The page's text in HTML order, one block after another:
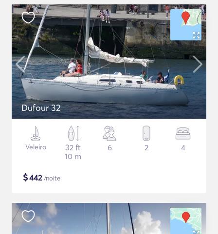
Dufour 32
Veleiro
32 ft
10 m
6 2 4
$442/noite